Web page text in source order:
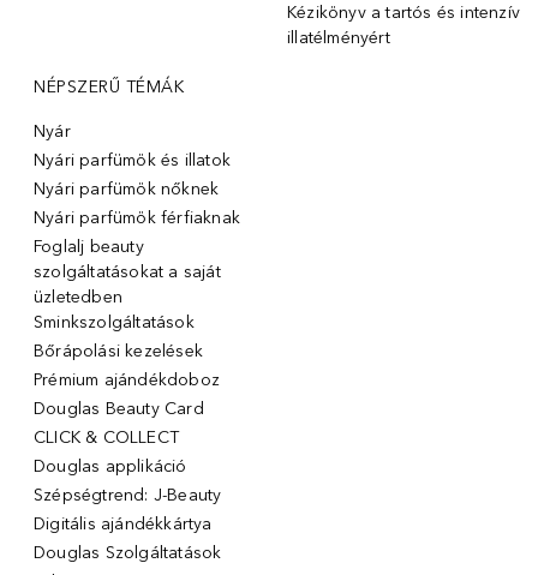
Kézikönyv a tartós és intenzív
illatélményért
NÉPSZERŰ TÉMÁK
Nyár
Nyári parfümök és illatok
Nyári parfümök nőknek
Nyári parfümök férfiaknak
Foglalj beauty
szolgáltatásokat a saját
üzletedben
Sminkszolgáltatások
Bőrápolási kezelések
Prémium ajándékdoboz
Douglas Beauty Card
CLICK & COLLECT
Douglas applikáció
Szépségtrend: J-Beauty
Digitális ajándékkártya
Douglas Szolgáltatások